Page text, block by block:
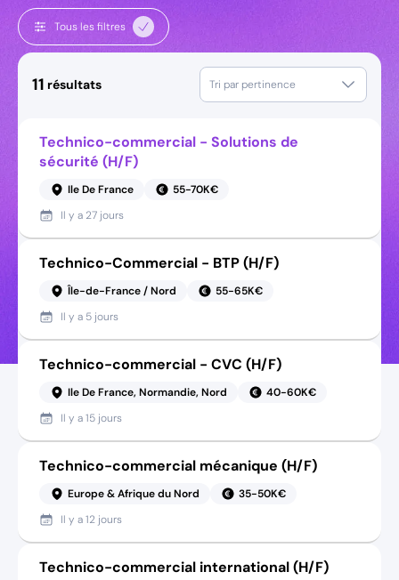
Tous les filtres
11 résultats Tri par pertinence
Technico-commercial - Solutions de
sécurité (H/F)
Ile De France
55-70K€
Il y a 27 jours
Technico-Commercial - BTP (H/F)
Île-de-France / Nord
55-65K€
Il y a 5 jours
Technico-commercial - CVC (H/F)
Ile De France, Normandie, Nord
40-60K€
Il y a15 jours
Technico-commercial mécanique (H/F)
Europe & Afrique du Nord
35-50K€
Il y a12 jours
Technico-commercial international (H/F)